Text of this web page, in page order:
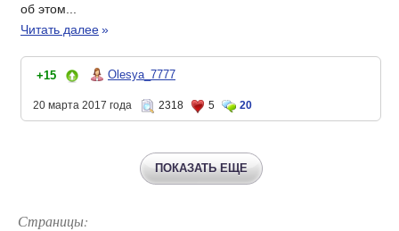
об этом...
Читать далее»
+15 Olesya_7777
20 марта 2017 года 2318 5 20
ПОКАЗАТЬ ЕЩЕ
Страницы: